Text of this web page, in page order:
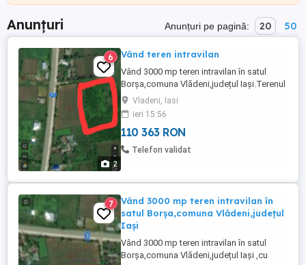
Anunțuri Anunțuri pe pagină: 20 50
2
6 Vând teren intravilan
Vând 3000 mp teren intravilan în satul
Borșa,comuna Vlădeni,județul Iași.Terenul
se află într-o zonă frumoasă și liniștită,cu
acces la drumul județean DJ 282 C.Dețin
titlu de proprietate pe teren.Am parcelat
terenul în 3 loturi de 1000mp fiecare.Se
poate vinde separat fiecare lot.Preț
Vladeni, Iasi
ieri 15:56
110 363 RON
Telefon validat
7
Vând 3000 mp teren intravilan în
satul Borșa,comuna Vlădeni,județul
Iași
Vând 3000 mp teren intravilan în satul
Borșa,comuna Vlădeni,județul Iași ,cu